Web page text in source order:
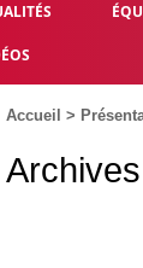
Accueil >
Archives